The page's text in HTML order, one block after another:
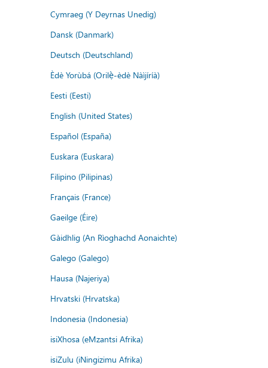
Cymraeg (Y Deyrnas Unedig)
Dansk (Danmark)
Deutsch (Deutschland)
Èdè Yorùbá (Orilẹ̀-èdè Nàìjíríà)
Eesti (Eesti)
English (United States)
Español (España)
Euskara (Euskara)
Filipino (Pilipinas)
Français (France)
Gaeilge (Éire)
Gàidhlig (An Rìoghachd Aonaichte)
Galego (Galego)
Hausa (Najeriya)
Hrvatski (Hrvatska)
Indonesia (Indonesia)
isiXhosa (eMzantsi Afrika)
isiZulu (iNingizimu Afrika)